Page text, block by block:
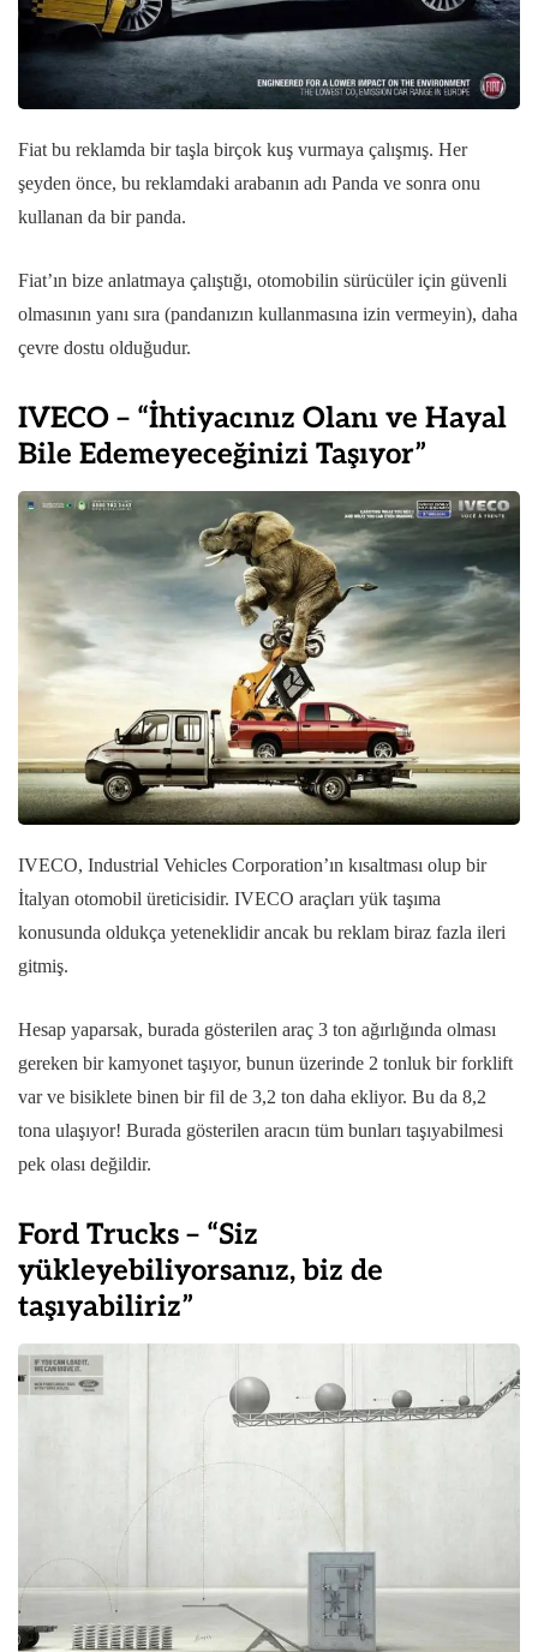
Fiat bu reklamda bir taşla birçok kuş vurmaya çalışmış. Her
şeyden önce, bu reklamdaki arabanın adı Panda ve sonra onu
kullanan da bir panda.
Fiat’ın bize anlatmaya çalıştığı, otomobilin sürücüler için güvenli
olmasının yanı sıra (pandanızın kullanmasına izin vermeyin), daha
çevre dostu olduğudur.
IVECO – “İhtiyacınız Olanı ve Hayal
Bile Edemeyeceğinizi Taşıyor”
IVECO, Industrial Vehicles Corporation’ın kısaltması olup bir
İtalyan otomobil üreticisidir. IVECO araçları yük taşıma
konusunda oldukça yeteneklidir ancak bu reklam biraz fazla ileri
gitmiş.
Hesap yaparsak, burada gösterilen araç 3 ton ağırlığında olması
gereken bir kamyonet taşıyor, bunun üzerinde 2 tonluk bir forklift
var ve bisiklete binen bir fil de 3,2 ton daha ekliyor. Bu da 8,2
tona ulaşıyor! Burada gösterilen aracın tüm bunları taşıyabilmesi
pek olası değildir.
Ford Trucks – “Siz
yükleyebiliyorsanız, biz de
taşıyabiliriz”